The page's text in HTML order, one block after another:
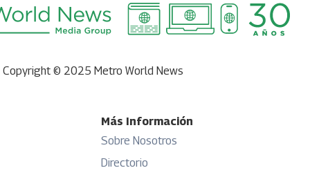
Copyright © 2025 Metro World News
Más Información
Sobre Nosotros
Directorio